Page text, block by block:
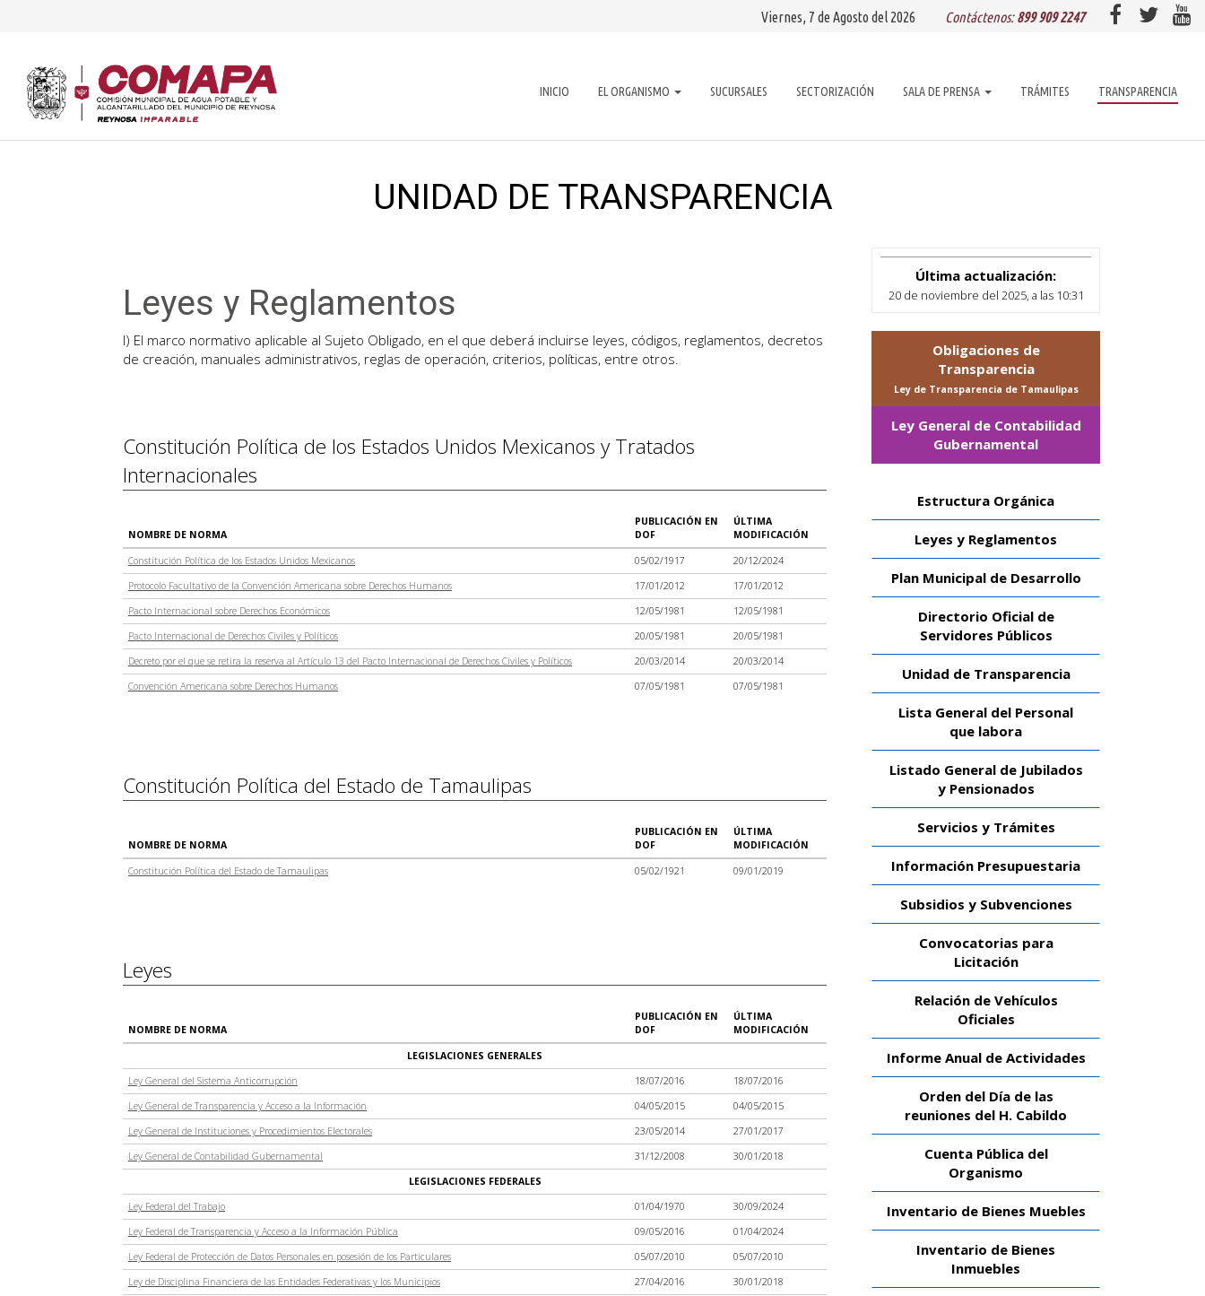
Viernes, 7 de Agosto del 2026 Contáctenos:899 909 2247
INICIO EL ORGANISMO SUCURSALES SECTORIZACIÓN SALA DE PRENSA TRÁMITES TRANSPARENCIA
UNIDAD DE TRANSPARENCIA
Leyes y Reglamentos
I) El marco normativo aplicable al Sujeto Obligado, en el que deberá incluirse leyes, códigos, reglamentos, decretos
de creación, manuales administrativos, reglas de operación, criterios, políticas, entre otros.
Constitución Política de los Estados Unidos Mexicanos y Tratados
Internacionales
NOMBRE DE NORMA
PUBLICACIÓN EN
DOF
ÚLTIMA
MODIFICACIÓN
Constitución Política de los Estados Unidos Mexicanos 05/02/1917
20/12/2024
Protocolo Facultativo de la Convención Americana sobre Derechos Humanos
17/01/2012
17/01/2012
Pacto Internacional sobre Derechos Económicos
12/05/1981
12/05/1981
Pacto Internacional de Derechos Civiles y Políticos
20/05/1981
20/05/1981
Decreto por el que se retira la reserva al Artículo 13 del Pacto Internacional de Derechos Civiles y Políticos
20/03/2014
20/03/2014
Convención Americana sobre Derechos Humanos
07/05/1981 07/05/1981
Constitución Política del Estado de Tamaulipas
NOMBRE DE NORMA
PUBLICACIÓN EN
DOF
ÚLTIMA
MODIFICACIÓN
Constitución Política del Estado de Tamaulipas 05/02/1921 09/01/2019
Leyes
NOMBRE DE NORMA
PUBLICACIÓN EN
DOF
ÚLTIMA
MODIFICACIÓN
LEGISLACIONES GENERALES
Ley General del Sistema Anticorrupción
18/07/2016
18/07/2016
Ley General de Transparencia y Acceso a la Información
04/05/2015
04/05/2015
Ley General de Instituciones y Procedimientos Electorales
23/05/2014
27/01/2017
Ley General de Contabilidad Gubernamental
31/12/2008
30/01/2018
LEGISLACIONES FEDERALES
Ley Federal del Trabajo
01/04/1970
30/09/2024
Ley Federal de Transparencia y Acceso a la Información Pública
09/05/2016
01/04/2024
Ley Federal de Protección de Datos Personales en posesión de los Particulares
05/07/2010
05/07/2010
Ley de Disciplina Financiera de las Entidades Federativas y los Municipios
27/04/2016
30/01/2018
Última actualización:
20 de noviembre del 2025, a las 10:31
Obligaciones de
Transparencia
Ley de Transparencia de Tamaulipas
Ley General de Contabilidad
Gubernamental
Estructura Orgánica
Leyes y Reglamentos
Plan Municipal de Desarrollo
Directorio Oficial de
Servidores Públicos
Unidad de Transparencia
Lista General del Personal
que labora
Listado General de Jubilados
y Pensionados
Servicios y Trámites
Información Presupuestaria
Subsidios y Subvenciones
Convocatorias para
Licitación
Relación de Vehículos
Oficiales
Informe Anual de Actividades
Orden del Día de las
reuniones del H. Cabildo
Cuenta Pública del
Organismo
Inventario de Bienes Muebles
Inventario de Bienes
Inmuebles